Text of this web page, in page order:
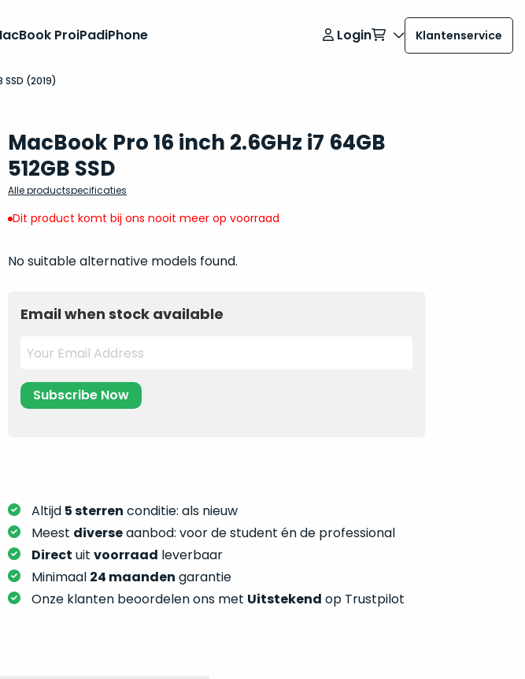
ProiPadiPhone Login Klantenservice
SSD (2019)
MacBook Pro 16 inch 2.6GHz i7 64GB
512GB SSD
Alle productspecificaties
Dit product komt bij ons nooit meer op voorraad
No suitable alternative models found.
Email when stock available
Altijd 5 sterren conditie: als nieuw
Meest diverseaanbod: voor de student én de professional
Direct uit voorraad leverbaar
Minimaal 24 maanden garantie
Onze klanten beoordelen ons met Uitstekend op Trustpilot